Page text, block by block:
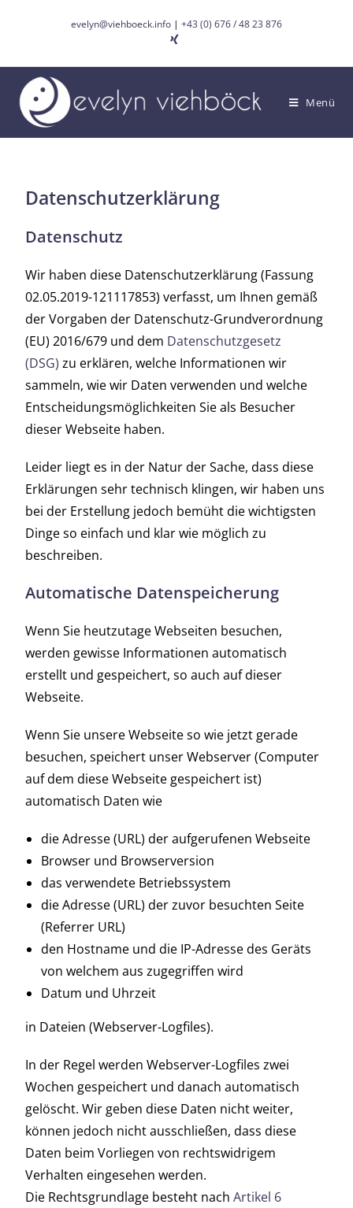
evelyn@viehboeck.info | +43 (0) 676 / 48 23 876
Menü
Datenschutzerklärung
Datenschutz
Wir haben diese Datenschutzerklärung (Fassung
02.05.2019-121117853) verfasst, um Ihnen gemäß
der Vorgaben der Datenschutz-Grundverordnung
(EU) 2016/679 und dem Datenschutzgesetz
(DSG) zu erklären, welche Informationen wir
sammeln, wie wir Daten verwenden und welche
Entscheidungsmöglichkeiten Sie als Besucher
dieser Webseite haben.
Leider liegt es in der Natur der Sache, dass diese
Erklärungen sehr technisch klingen, wir haben uns
bei der Erstellung jedoch bemüht die wichtigsten
Dinge so einfach und klar wie möglich zu
beschreiben.
Automatische Datenspeicherung
Wenn Sie heutzutage Webseiten besuchen,
werden gewisse Informationen automatisch
erstellt und gespeichert, so auch auf dieser
Webseite.
Wenn Sie unsere Webseite so wie jetzt gerade
besuchen, speichert unser Webserver (Computer
auf dem diese Webseite gespeichert ist)
automatisch Daten wie
die Adresse (URL) der aufgerufenen Webseite
Browser und Browserversion
das verwendete Betriebssystem
die Adresse (URL) der zuvor besuchten Seite
(Referrer URL)
den Hostname und die IP-Adresse des Geräts
von welchem aus zugegriffen wird
Datum und Uhrzeit
in Dateien (Webserver-Logfiles).
In der Regel werden Webserver-Logfiles zwei
Wochen gespeichert und danach automatisch
gelöscht. Wir geben diese Daten nicht weiter,
können jedoch nicht ausschließen, dass diese
Daten beim Vorliegen von rechtswidrigem
Verhalten eingesehen werden.
Die Rechtsgrundlage besteht nachArtikel 6